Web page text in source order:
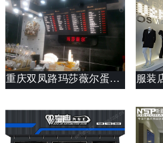
重庆双凤路玛莎薇尔蛋糕店装修设计